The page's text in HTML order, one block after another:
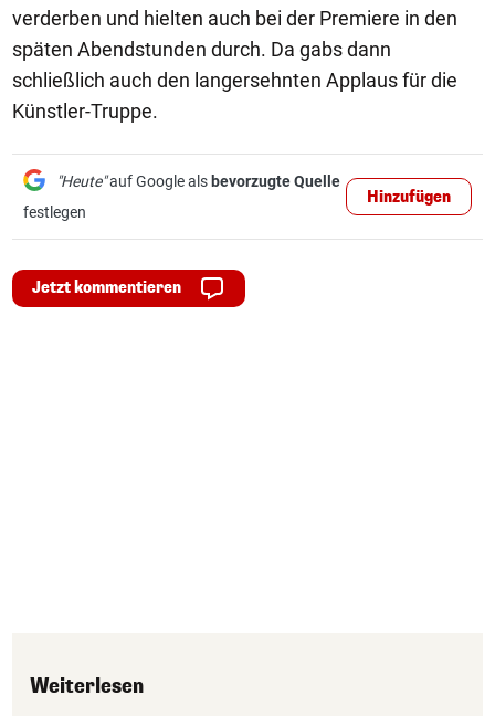
verderben und hielten auch bei der Premiere in den
späten Abendstunden durch. Da gabs dann
schließlich auch den langersehnten Applaus für die
Künstler-Truppe.
"Heute"auf Google als bevorzugte Quelle
festlegen
Hinzufügen
Jetzt kommentieren
Weiterlesen